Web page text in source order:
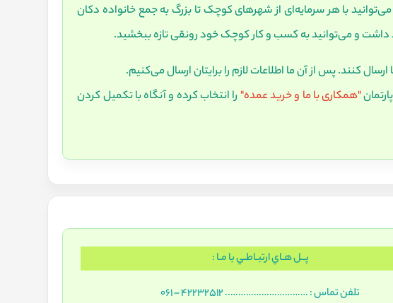
با هر سرمایه‌ای از شهرهای کوچک تا بزرگ به جمع خانواده دکان
و می‌توانید به کسب و کار کوچک خود رونقی تازه ببخشید.
کنند. پس از آن ما اطلاعات لازم را برایتان ارسال می‌کنیم.
"همکاری با ما و خرید عمده" را انتخاب کرده و آنگاه با تکمیل کردن
پــل هـاي ارتبـاطـي با مـا :
تلفن تماس : ………………………….. 42232512 – 061